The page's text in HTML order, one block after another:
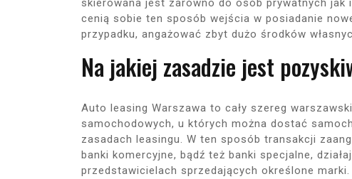
skierowana jest zarówno do osób prywatnych jak
cenią sobie ten sposób wejścia w posiadanie
przypadku, angażować zbyt dużo środków
Na jakiej zasadzie jest
Auto leasing Warszawa to cały szereg
samochodowych, u których można dostać
zasadach leasingu. W ten sposób transakcji
banki komercyjne, bądź też banki specjalne,
przedstawicielach sprzedających określone